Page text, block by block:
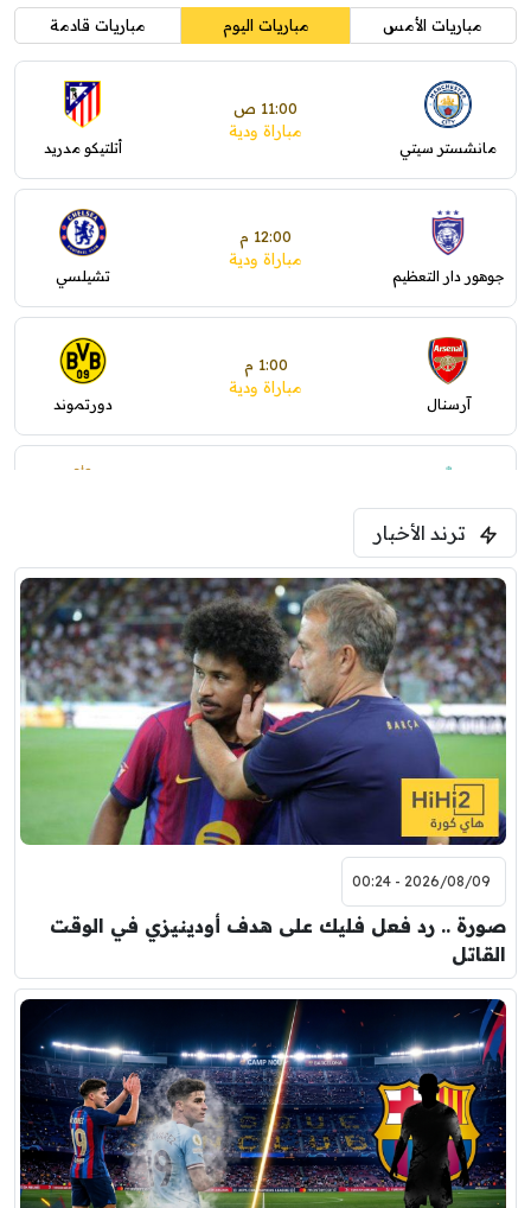
مباريات الأمس مباريات اليوم مباريات قادمة
مانشستر سيتي
11:00 ص
مباراة ودية
أتلتيكو مدريد
جوهور دار التعظيم
12:00 م
مباراة ودية
تشيلسي
آرسنال
1:00 م
مباراة ودية
دورتموند
ليفربول
ترند الأخبار
2026/08/09 - 00:24
صورة .. رد فعل فليك على هدف أودينيزي في الوقت
القاتل